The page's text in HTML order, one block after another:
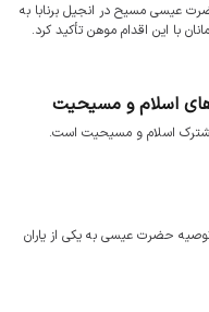
عیسی مسیح در انجیل برنابا به
با این اقدام موهن تأکید کرد.
اسلام و مسیحیت
اسلام و مسیحیت است.
حضرت عیسی به یکی از یاران